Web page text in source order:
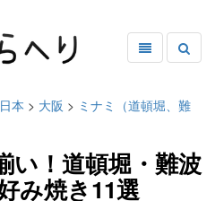
日本 > 大阪 > ミナミ（道頓堀、難
い！道頓堀・難波
み焼き11選